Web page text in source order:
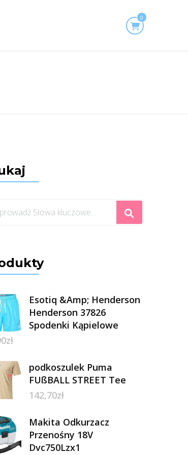
0
Esotiq &Amp; Henderson
Henderson 37826
Spodenki Kąpielowe
zł
podkoszulek Puma
FUßBALL STREET Tee
142,70zł
Makita Odkurzacz
Przenośny 18V
Dvc750Lzx1